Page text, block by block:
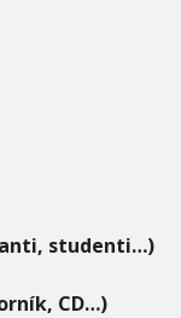
studenti…)
CD…)